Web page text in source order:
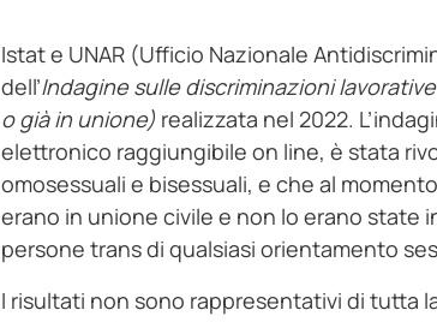
Istat e UNAR (Ufficio Nazionale
dell’Indagine sulle discriminazioni
o già in unione) realizzata nel 2022.
elettronico raggiungibile on line, è stata
omosessuali e bisessuali, e che al
erano in unione civile e non lo erano state
persone trans di qualsiasi orientamento
I risultati non sono rappresentativi di tutta